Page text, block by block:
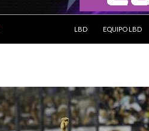
LBD
EQUIPO LBD